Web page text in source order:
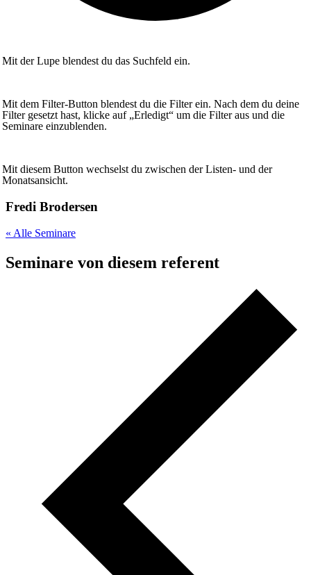
Mit der Lupe blendest du das Suchfeld ein.
Mit dem Filter-Button blendest du die Filter ein. Nach dem du deine
Filter gesetzt hast, klicke auf „Erledigt“ um die Filter aus und die
Seminare einzublenden.
Mit diesem Button wechselst du zwischen der Listen- und der
Monatsansicht.
Fredi Brodersen
« Alle Seminare
Seminare von diesem referent